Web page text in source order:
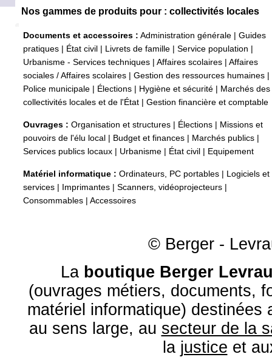
Nos gammes de produits pour : collectivités locales
Documents et accessoires : Administration générale
Guides
pratiques
État civil Livrets de famille Service population
Urbanisme - Services techniques
Affaires scolaires
Affaires
sociales / Affaires scolaires
Gestion des ressources humaines
Police municipale
Élections Hygiène et sécurité
Marchés des
collectivités locales et de l'État
Gestion financière et comptable
Ouvrages : Organisation et structures Élections
Missions et
pouvoirs de l'élu local
Budget et finances Marchés publics
Services publics locaux
Urbanisme État civil Equipement
Matériel informatique : Ordinateurs, PC portables
Logiciels et
services
Imprimantes Scanners, vidéoprojecteurs
Consommables
Accessoires
© Berger -
La boutique Berger
(ouvrages métiers, documents,
matériel informatique) destinées
au sens large, au secteur de la
la justice et